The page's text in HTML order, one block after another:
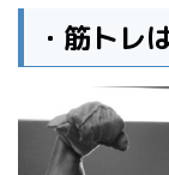
・筋トレ